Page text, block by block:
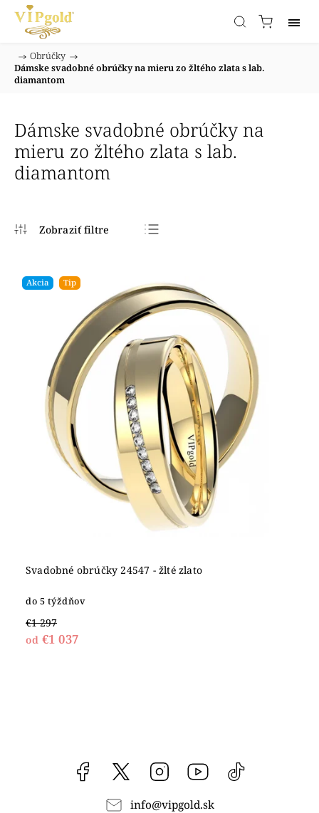
Domov
/ Obrúčky /
Dámske svadobné obrúčky na mieru zo žltého zlata s lab.
diamantom
Dámske svadobné obrúčky na
mieru zo žltého zlata s lab.
diamantom
Najdrahšie
Abecedne
Akcia Tip
Svadobné obrúčky 24547 - žlté zlato
do 5 týždňov
€1 297
od €1 037
Facebook vipgoldsk Instagram YouTube
info@vipgold.sk